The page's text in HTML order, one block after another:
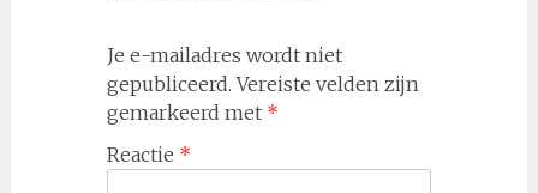
Je e-mailadres wordt niet
gepubliceerd. Vereiste velden zijn
gemarkeerd met *
Reactie *